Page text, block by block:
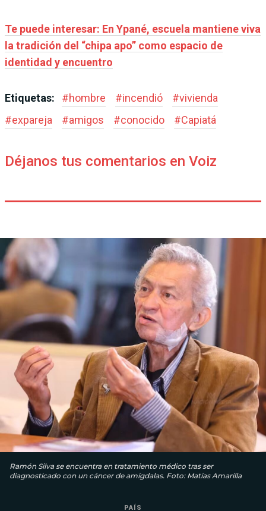
Te puede interesar: En Ypané, escuela mantiene viva
la tradición del “chipa apo” como espacio de
identidad y encuentro
Etiquetas: #hombre #incendió #vivienda
#expareja #amigos #conocido #Capiatá
Déjanos tus comentarios en Voiz
Ramón Silva se encuentra en tratamiento médico tras ser
diagnosticado con un cáncer de amígdalas. Foto: Matías Amarilla
PAÍS